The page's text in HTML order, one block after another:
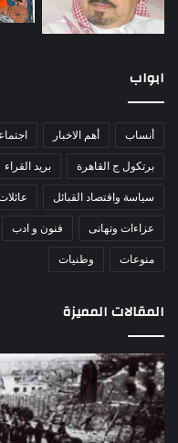
ابواب
أنساب أهم الاخبار
برتكول ج القاهرة بريد القراء
سياسة واقتصاد القبائل
عزاءات وتهانى فنون و ادب
منوعات وطنيات
المقالات المميزة
اللواء
دكتور
راضي
عبدالمعطي
يكتب: